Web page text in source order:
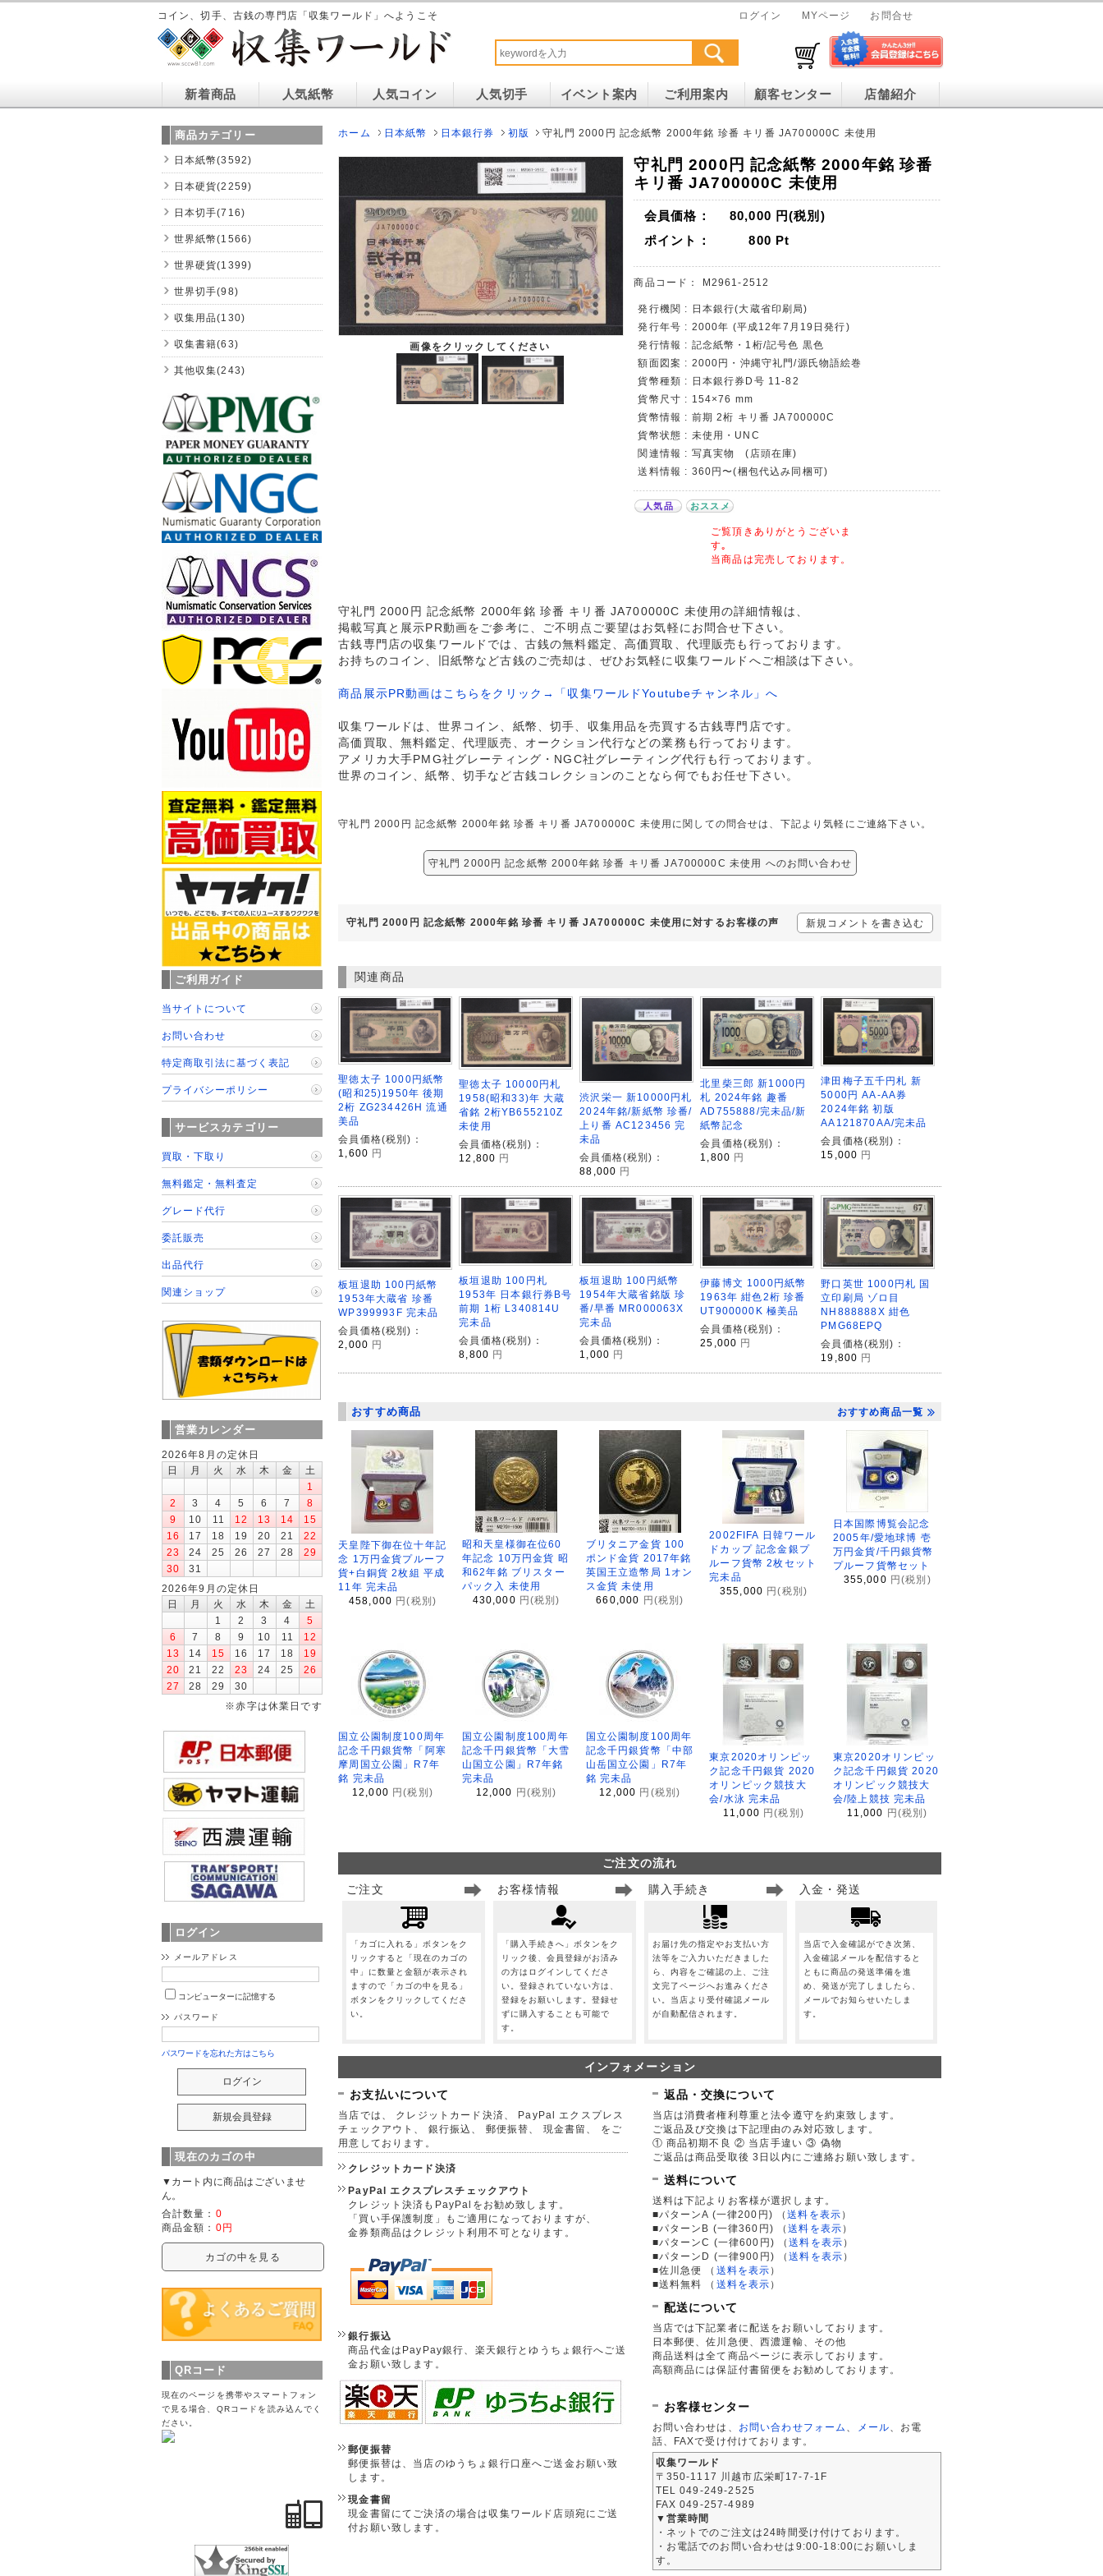
コイン、切手、古銭の専門店「収集ワールド」へようこそ ログイン MYページ お問合せ
新着商品 人気紙幣 人気コイン 人気切手 イベント案内 ご利用案内 顧客センター 店舗紹介
ホーム 日本紙幣 日本銀行券 初版 守礼門 2000円 記念紙幣 2000年銘 珍番 キリ番 JA700000C 未使用
画像をクリックしてください
守礼門 2000円 記念紙幣 2000年銘 珍番
キリ番 JA700000C 未使用
会員価格： 80,000 円(税別)
ポイント：
800 Pt
商品コード： M2961-2512
発行機関 : 日本銀行(大蔵省印刷局)
発行年号 : 2000年 (平成12年7月19日発行)
発行情報 : 記念紙幣・1桁/記号色 黒色
額面図案 : 2000円・沖縄守礼門/源氏物語絵巻
貨幣種類 : 日本銀行券D号 11-82
貨幣尺寸 : 154×76 mm
貨幣情報 : 前期 2桁 キリ番 JA700000C
貨幣状態 : 未使用・UNC
関連情報 : 写真実物 (店頭在庫)
送料情報 : 360円〜(梱包代込み同梱可)
人気品 おススメ
ご覧頂きありがとうございま
す｡
当商品は完売しております。
守礼門 2000円 記念紙幣 2000年銘 珍番 キリ番 JA700000C 未使用の詳細情報は、
掲載写真と展示PR動画をご参考に、ご不明点ご要望はお気軽にお問合せ下さい。
古銭専門店の収集ワールドでは、古銭の無料鑑定、高価買取、代理販売も行っております。
お持ちのコイン、旧紙幣など古銭のご売却は、ぜひお気軽に収集ワールドへご相談は下さい。
商品展示PR動画はこちらをクリック→「収集ワールドYoutubeチャンネル」へ
収集ワールドは、世界コイン、紙幣、切手、収集用品を売買する古銭専門店です。
高価買取、無料鑑定、代理販売、オークション代行などの業務も行っております。
アメリカ大手PMG社グレーティング・NGC社グレーティング代行も行っております。
世界のコイン、紙幣、切手など古銭コレクションのことなら何でもお任せ下さい。
守礼門 2000円 記念紙幣 2000年銘 珍番 キリ番 JA700000C 未使用に関しての問合せは、下記より気軽にご連絡下さい。
守礼門 2000円 記念紙幣 2000年銘 珍番 キリ番 JA700000C 未使用 へのお問い合わせ
守礼門 2000円 記念紙幣 2000年銘 珍番 キリ番 JA700000C 未使用に対するお客様の声 新規コメントを書き込む
関連商品
聖徳太子 1000円紙幣
(昭和25)1950年 後期
2桁 ZG234426H 流通
美品
会員価格(税別)：
1,600 円
聖徳太子 10000円札
1958(昭和33)年 大蔵
省銘 2桁YB655210Z
未使用
会員価格(税別)：
12,800 円
渋沢栄一 新10000円札
2024年銘/新紙幣 珍番/
上り番 AC123456 完
未品
会員価格(税別)：
88,000 円
北里柴三郎 新1000円
札 2024年銘 趣番
AD755888/完未品/新
紙幣記念
会員価格(税別)：
1,800 円
津田梅子五千円札 新
5000円 AA-AA券
2024年銘 初版
AA121870AA/完未品
会員価格(税別)：
15,000 円
板垣退助 100円紙幣
1953年大蔵省 珍番
WP399993F 完未品
会員価格(税別)：
2,000 円
板垣退助 100円札
1953年 日本銀行券B号
前期 1桁 L340814U
完未品
会員価格(税別)：
8,800 円
板垣退助 100円紙幣
1954年大蔵省銘版 珍
番/早番 MR000063X
完未品
会員価格(税別)：
1,000 円
伊藤博文 1000円紙幣
1963年 紺色2桁 珍番
UT900000K 極美品
会員価格(税別)：
25,000 円
野口英世 1000円札 国
立印刷局 ゾロ目
NH888888X 紺色
PMG68EPQ
会員価格(税別)：
19,800 円
おすすめ商品 おすすめ商品一覧
天皇陛下御在位十年記
念 1万円金貨プルーフ
貨+白銅貨 2枚組 平成
11年 完未品
458,000 円(税別)
昭和天皇様御在位60
年記念 10万円金貨 昭
和62年銘 ブリスター
パック入 未使用
430,000 円(税別)
ブリタニア金貨 100
ポンド金貨 2017年銘
英国王立造幣局 1オン
ス金貨 未使用
660,000
円(税別)
2002FIFA 日韓ワール
ドカップ 記念金銀プ
ルーフ貨幣 2枚セット
完未品
355,000 円(税別)
日本国際博覧会記念
2005年/愛地球博 壱
万円金貨/千円銀貨幣
プルーフ貨幣セット
355,000 円(税別)
国立公園制度100周年
記念千円銀貨幣「阿寒
摩周国立公園」R7年
銘 完未品
12,000 円(税別)
国立公園制度100周年
記念千円銀貨幣「大雪
山国立公園」R7年銘
完未品
12,000
円(税別)
国立公園制度100周年
記念千円銀貨幣「中部
山岳国立公園」R7年
銘 完未品
12,000 円(税別)
東京2020オリンピッ
ク記念千円銀貨 2020
オリンピック競技大
会/水泳 完未品
11,000 円(税別)
東京2020オリンピッ
ク記念千円銀貨 2020
オリンピック競技大
会/陸上競技 完未品
11,000
円(税別)
ご注文の流れ
ご注文
「カゴに入れる」ボタンをク
リックすると「現在のカゴの
中」に数量と金額が表示され
ますので「カゴの中を見る」
ボタンをクリックしてくださ
い。
お客様情報
「購入手続きへ」ボタンをク
リック後、会員登録がお済み
の方はログインしてくださ
い。登録されていない方は、
登録をお願いします。登録せ
ずに購入することも可能で
す。
購入手続き
お届け先の指定やお支払い方
法等をご入力いただきました
ら、内容をご確認の上、ご注
文完了ページへお進みくださ
い。当店より受付確認メール
が自動配信されます。
入金・発送
当店で入金確認ができ次第、
入金確認メールを配信すると
ともに商品の発送準備を進
め、発送が完了しましたら、
メールでお知らせいたしま
す。
インフォメーション
お支払いについて
当店では、 クレジットカード決済、 PayPal エクスプレス
チェックアウト、 銀行振込、 郵便振替、 現金書留、 をご
用意しております。
クレジットカード決済
PayPal エクスプレスチェックアウト
クレジット決済もPayPalをお勧め致します。
「買い手保護制度」もご適用になっておりますが、
金券類商品はクレジット利用不可となります。
銀行振込
商品代金はPayPay銀行、楽天銀行とゆうちょ銀行へご送
金お願い致します。
郵便振替
郵便振替は、当店のゆうちょ銀行口座へご送金お願い致
します。
現金書留
現金書留にてご決済の場合は収集ワールド店頭宛にご送
付お願い致します。
返品・交換について
当店は消費者権利尊重と法令遵守を約束致します。
ご返品及び交換は下記理由のみ対応致します。
① 商品初期不良 ② 当店手違い ③ 偽物
ご返品は商品受取後 3日以内にご連絡お願い致します。
送料について
送料は下記よりお客様が選択します。
■パターンA (一律200円)
（送料を表示 ）
■パターンB (一律360円)
（送料を表示 ）
■パターンC (一律600円)
（送料を表示 ）
■パターンD (一律900円)
（送料を表示 ）
■佐川急便
（ 送料を表示 ）
■送料無料
（ 送料を表示 ）
配送について
当店では下記業者に配送をお願いしております。
日本郵便、佐川急便、西濃運輸、その他
商品送料は全て商品ページに表示しております。
高額商品には保証付書留便をお勧めしております。
お客様センター
お問い合わせは、 お問い合わせフォーム メール 、お電
話、FAXで受け付けております。
収集ワールド
〒350-1117 川越市広栄町17-7-1F
TEL 049-249-2525
FAX 049-257-4989
▼営業時間
・ネットでのご注文は24時間受け付けております。
・お電話でのお問い合わせは9:00-18:00にお願いしま
す。
商品カテゴリー
日本紙幣(3592)
日本硬貨(2259)
日本切手(716)
世界紙幣(1566)
世界硬貨(1399)
世界切手(98)
収集用品(130)
収集書籍(63)
其他収集(243)
ご利用ガイド
当サイトについて
お問い合わせ
特定商取引法に基づく表記
プライバシーポリシー
サービスカテゴリー
買取・下取り
無料鑑定・無料査定
グレード代行
委託販売
出品代行
関連ショップ
営業カレンダー
2026年8月の定休日
日
月 火 水 木 金
土
1
2
3 4 5 6 7
8
9
10 11 12 13 14
15
16
17 18 19 20 21
22
23
24 25 26 27 28
29
30
31
2026年9月の定休日
日
月 火 水 木 金
土
1
2 3 4
5
6
7 8 9 10 11
12
13
14 15 16 17 18
19
20
21 22 23 24 25
26
27
28 29
30
※赤字は休業日です
ログイン
メールアドレス
コンピューターに記憶する
パスワード
パスワードを忘れた方はこちら
現在のカゴの中
▼カート内に商品はございませ
ん。
合計数量： 0
商品金額： 0円
カゴの中を見る
QRコード
現在のページを携帯やスマートフォン
で見る場合、QRコードを読み込んでく
ださい。